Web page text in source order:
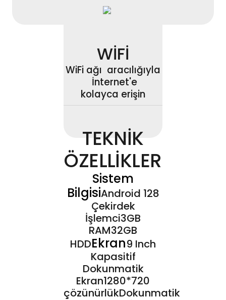
WİFİ
WiFi ağı aracılığıyla
İnternet'e
kolayca erişin
TEKNİK
ÖZELLİKLER
Sistem
BilgisiAndroid 128
Çekirdek
İşlemci3GB
RAM32GB
HDDEkran9 Inch
Kapasitif
Dokunmatik
Ekran1280*720
çözünürlükDokunmatik